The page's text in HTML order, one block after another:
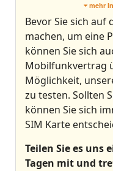
mehr
Bevor Sie sich auf
machen, um eine
können Sie sich
Mobilfunkvertrag
Möglichkeit,
zu testen. Sollten
können Sie sich
SIM Karte
Teilen Sie es uns
Tagen mit und